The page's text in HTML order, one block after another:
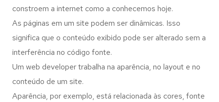
constroem a internet como a conhecemos hoje.
As páginas em um site podem ser dinâmicas. Isso
significa que o conteúdo exibido pode ser alterado sem a
interferência no código fonte.
Um web developer trabalha na aparência, no layout e no
conteúdo de um site.
Aparência, por exemplo, está relacionada às cores, fonte